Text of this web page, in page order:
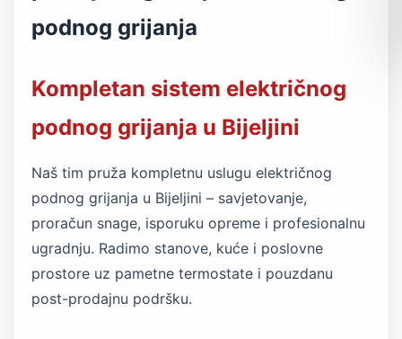
podnog grijanja
Kompletan sistem električnog
podnog grijanja u Bijeljini
Naš tim pruža kompletnu uslugu električnog
podnog grijanja u Bijeljini – savjetovanje,
proračun snage, isporuku opreme i profesionalnu
ugradnju. Radimo stanove, kuće i poslovne
prostore uz pametne termostate i pouzdanu
post-prodajnu podršku.